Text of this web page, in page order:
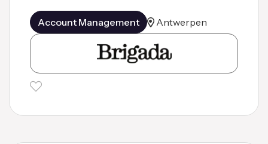
Account Management Antwerpen